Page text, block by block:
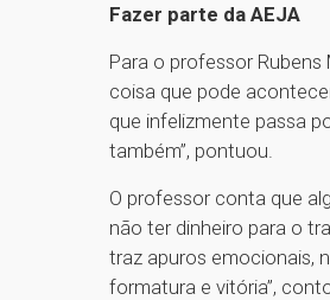
Fazer parte da AEJA
Para o professor
coisa que pode
que infelizmente passa
também”, pontuou.
O professor conta que
não ter dinheiro para o
traz apuros emocionais,
formatura e vitória”,